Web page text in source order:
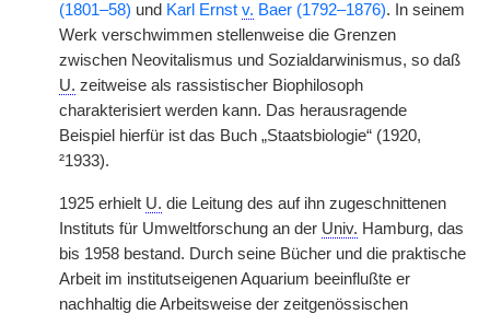
(1801–58) und Karl Ernst v. Baer (1792–1876). In seinem
Werk verschwimmen stellenweise die Grenzen
zwischen Neovitalismus und Sozialdarwinismus, so daß
U. zeitweise als rassistischer Biophilosoph
charakterisiert werden kann. Das herausragende
Beispiel hierfür ist das Buch „Staatsbiologie“ (1920,
²1933).
1925 erhielt U. die Leitung des auf ihn zugeschnittenen
Instituts für Umweltforschung an der Univ. Hamburg, das
bis 1958 bestand. Durch seine Bücher und die praktische
Arbeit im institutseigenen Aquarium beeinflußte er
nachhaltig die Arbeitsweise der zeitgenössischen